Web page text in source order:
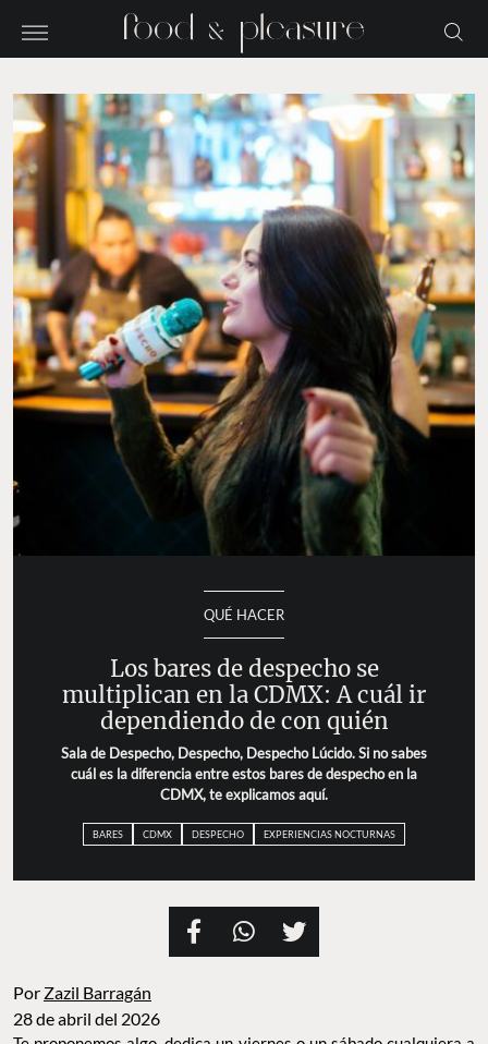
QUÉ HACER
Los bares de despecho se multiplican en la
CDMX: A cuál ir dependiendo de con quién
Sala de Despecho, Despecho, Despecho Lúcido. Si no
sabes cuál es la diferencia entre estos bares de
despecho en la CDMX, te explicamos aquí.
28 de abril del 2026